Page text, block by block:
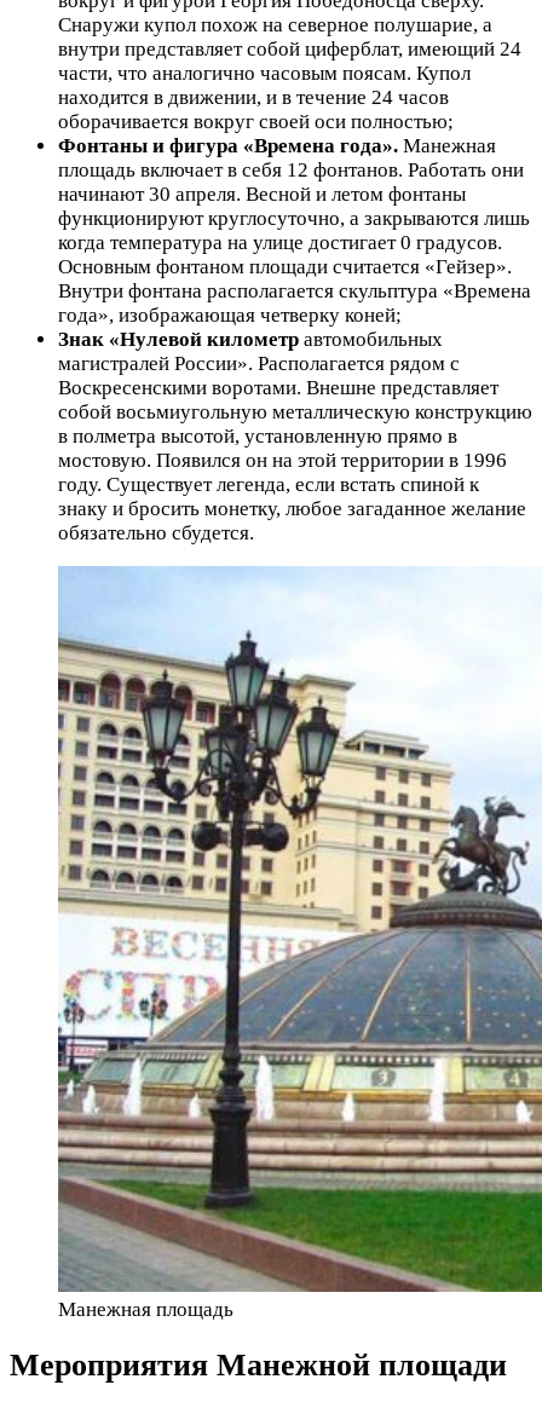
Снаружи купол похож на северное полушарие, а
внутри представляет собой циферблат, имеющий 24
части, что аналогично часовым поясам. Купол
находится в движении, и в течение 24 часов
оборачивается вокруг своей оси полностью;
Фонтаны и фигура «Времена года». Манежная
площадь включает в себя 12 фонтанов. Работать они
начинают 30 апреля. Весной и летом фонтаны
функционируют круглосуточно, а закрываются лишь
когда температура на улице достигает 0 градусов.
Основным фонтаном площади считается «Гейзер».
Внутри фонтана располагается скульптура «Времена
года», изображающая четверку коней;
Знак «Нулевой километр автомобильных
магистралей России». Располагается рядом с
Воскресенскими воротами. Внешне представляет
собой восьмиугольную металлическую конструкцию
в полметра высотой, установленную прямо в
мостовую. Появился он на этой территории в 1996
году. Существует легенда, если встать спиной к
знаку и бросить монетку, любое загаданное желание
обязательно сбудется.
Манежная площадь
Мероприятия Манежной площади